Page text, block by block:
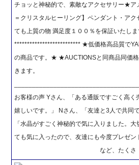
チョッと神秘的で、素敵なアクセサリー★ア
＝クリスタルヒーリング】ペンダント・ア
ても上質の物 満足度１００％を保証いたしま
************************** ★低価格高品質で
の商品です。★ ★AUCTIONSと同商品同価
きます。
お客様の声 Yさん、「ある通販ですごく高く
嬉しいです。」 Nさん、「友達と3人で共同
「水晶がすごく神秘的で気に入りました。
ても気に入ったので、友達にも今度プレゼン
など、たくさ